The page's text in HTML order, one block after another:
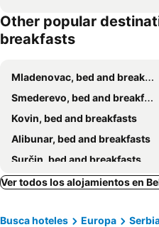
Other popular
breakfasts
Mladenovac, bed and breakfasts
Smederevo, bed and breakfasts
Kovin, bed and breakfasts
Alibunar, bed and breakfasts
Surčin, bed and breakfasts
Ver todos los alojamientos en
Busca hoteles Europa